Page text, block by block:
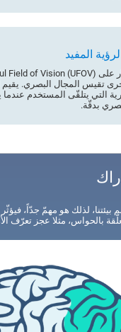
المفيد
تقيس المجال البصري. يقيم
التي يتلقّى المستخدم
بدقّة.
بيئتنا، لذلك هو مهمّ جدّاً،
بالحواس، مثلا عجز تعرّف